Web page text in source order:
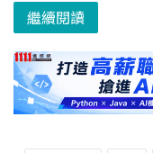
繼續閱讀